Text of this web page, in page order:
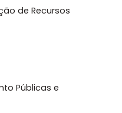
de Recursos
Públicas e